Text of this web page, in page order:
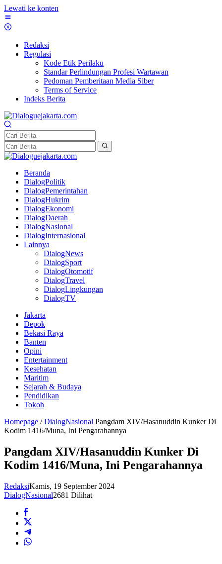
Lewati ke konten
Redaksi
Regulasi
Kode Etik Perilaku
Standar Perlindungan Profesi Wartawan
Pedoman Pemberitaan Media Siber
Terms of Service
Indeks Berita
Beranda
DialogPolitik
DialogPemerintahan
DialogHukrim
DialogEkonomi
DialogDaerah
DialogNasional
DialogInternasional
Lainnya
DialogNews
DialogSport
DialogOtomotif
DialogTravel
DialogLingkungan
DialogTV
Jakarta
Depok
Bekasi Raya
Banten
Opini
Entertainment
Kesehatan
Maritim
Sejarah & Budaya
Pendidikan
Tokoh
Homepage / DialogNasional Pangdam XIV/Hasanuddin Kunker Di
Kodim 1416/Muna, Ini Pengarahannya
Pangdam XIV/Hasanuddin Kunker Di
Kodim 1416/Muna, Ini Pengarahannya
RedaksiKamis, 19 September 2024
DialogNasional2681 Dilihat